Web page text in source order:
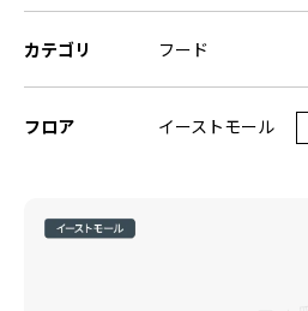
カテゴリ フード
フロア イーストモール